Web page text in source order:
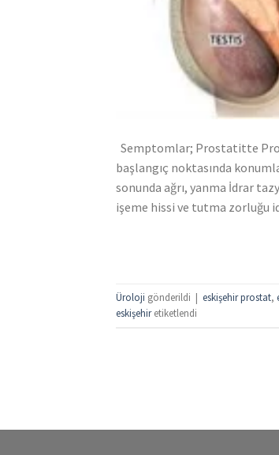
Semptomlar; Prostatitte
başlangıç noktasında
sonunda ağrı, yanma İdrar
işeme hissi ve tutma zorluğu
Üroloji gönderildi | eskişehir prostat,
eskişehiretiketlendi